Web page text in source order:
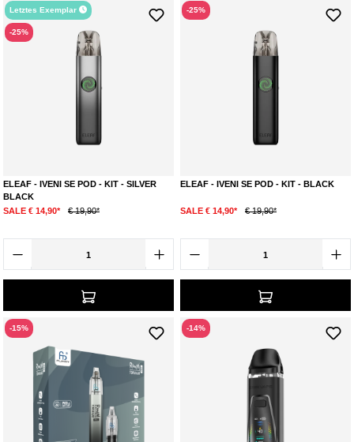
frischen Früchten wie Mango und Blaubeere bis hin zu süßen Desserts,
die dir den perfekten Dampfergenuss bieten.
PERFEKTE EINSTEIGER-SETS UND PROFIMODELLE
Suchst du ein
Gerät für unterwegs? Unsere
reduziertenEinweg-Vapes
bieten dir den perfekten Einstieg – keine
Pod-Systeme
Performance
Letztes Exemplar
-25%
ELEAF - IVENI SE POD - KIT - SILVER
BLACK
SALE € 14,90*
€ 19,90*
-25%
ELEAF - IVENI SE POD - KIT - BLACK
SALE € 14,90* € 19,90*
-15% -14%